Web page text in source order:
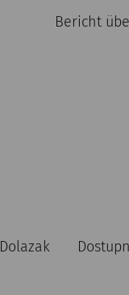
Bericht
Dolazak